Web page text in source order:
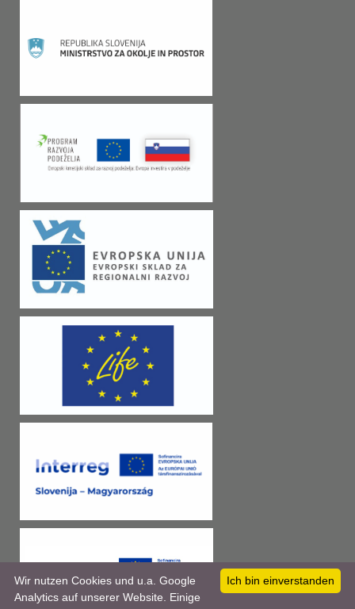
Ich bin einverstanden
Wir nutzen Cookies und u.a. Google
Analytics auf unserer Website. Einige